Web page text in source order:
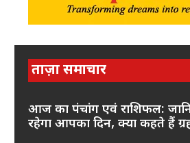
ताज़ा समाचार
आज का पंचांग एवं राशिफल:
रहेगा आपका दिन, क्या कहते हैं